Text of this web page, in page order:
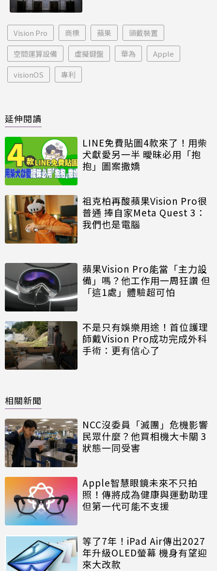
Vision Pro 商標 蘋果 頭戴裝置
空間運算設備 虛擬鍵盤 華為 Apple
visionOS 專利
延伸閱讀
LINE免費貼圖4款來了！用柴
犬獻愛另一半 曖昧必用「抱
抱」圖案撒嬌
祖克柏再酸蘋果Vision Pro很
普通 捧自家Meta Quest 3：
我們也是電腦
蘋果Vision Pro能當「主力設
備」嗎？他工作用一周狂讚 但
「這1處」體驗超可怕
不是只有娛樂用途！首位護理
師戴Vision Pro成功完成外科
手術：更有信心了
相關新聞
NCC沒委員「滅團」危機影響
民眾什麼？他買相機大卡關 3
狀態一同受害
Apple智慧眼鏡未來不只拍
照！傳將成為健康與運動助理
但第一代可能不支援
等了7年！iPad Air傳出2027
年升級OLED螢幕 機身有望迎
來大改款